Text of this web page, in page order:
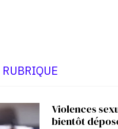
Violences
bientôt